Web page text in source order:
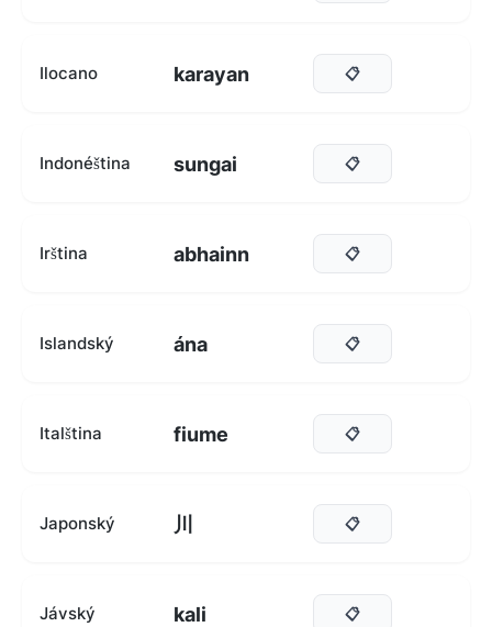
Ilocano karayan 📋
Indonéština sungai 📋
Irština abhainn 📋
Islandský ána 📋
Italština fiume 📋
Japonský 川 📋
Jávský kali 📋